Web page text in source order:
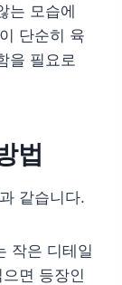
는 모습에
단순히 육
을 필요로
법
같습니다.
작은 디테일
면 등장인